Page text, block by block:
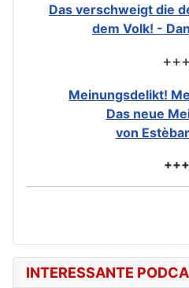
Das verschweigt die
dem Volk! -
+++
Meinungsdelikt!
Das neue
von
+++
INTERESSANTE